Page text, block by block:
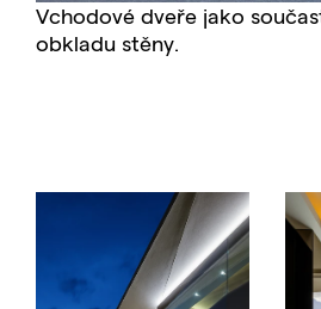
Vchodové dveře jako
obkladu stěny.